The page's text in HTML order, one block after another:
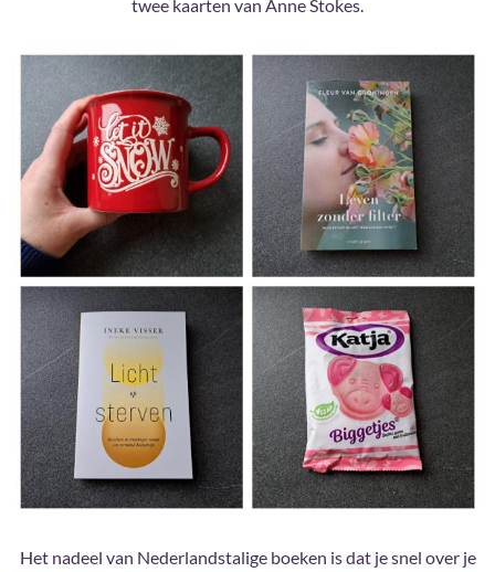
twee kaarten van Anne Stokes.
Het nadeel van Nederlandstalige boeken is dat je snel over je